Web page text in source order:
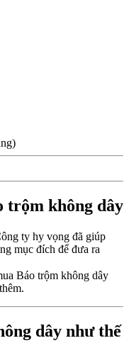
trộm không dây
ty hy vọng đã giúp
mục đích để đưa ra
Báo trộm không dây
dây như thế